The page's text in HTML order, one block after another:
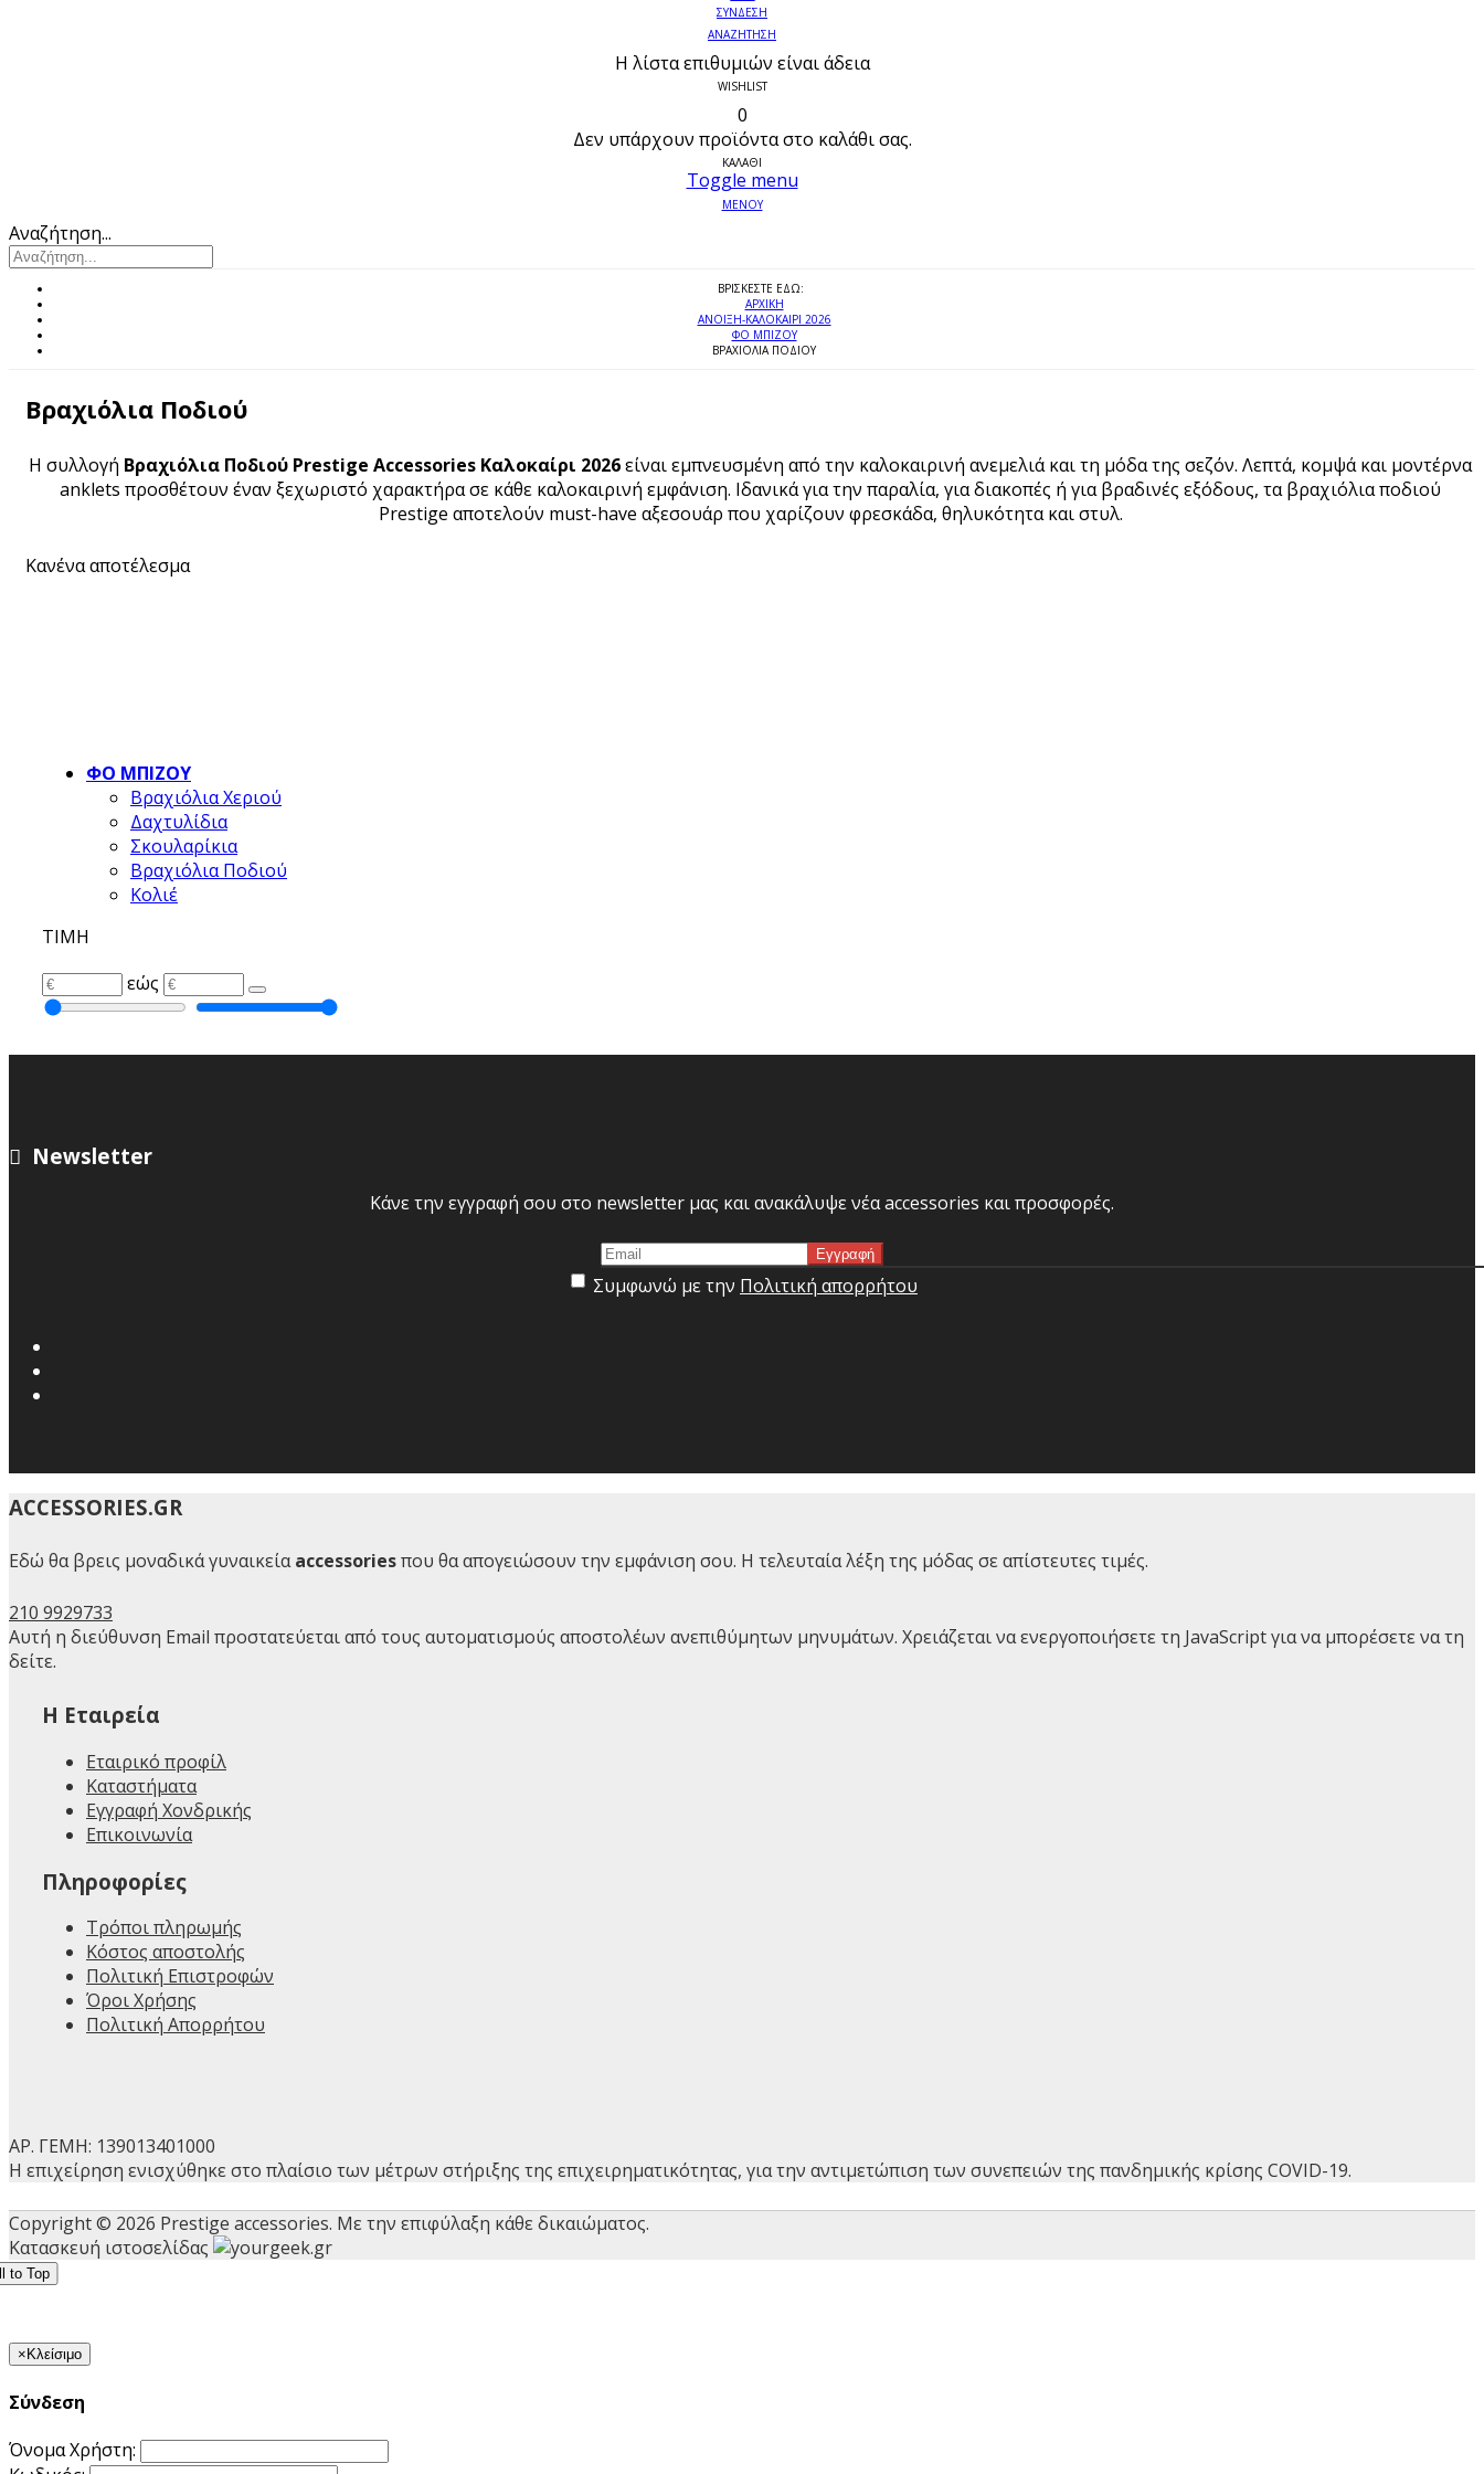
ΣΥΝΔΕΣΗ
ΑΝΑΖΗΤΗΣΗ
Η λίστα επιθυμιών είναι άδεια
WISHLIST
0
Δεν υπάρχουν προϊόντα στο καλάθι σας.
ΚΑΛΑΘΙ
Toggle menu
ΜΕΝΟΥ
Αναζήτηση...
ΒΡΊΣΚΕΣΤΕ ΕΔΏ:
ΑΡΧΙΚΉ
ΑΝΟΙΞΗ-ΚΑΛΟΚΑΙΡΙ 2026
ΦΟ ΜΠΙΖΟΥ
ΒΡΑΧΙΌΛΙΑ ΠΟΔΙΟΎ
Βραχιόλια Ποδιού
Η συλλογή Βραχιόλια Ποδιού Prestige Accessories Καλοκαίρι 2026είναι εμπνευσμένη από την καλοκαιρινή ανεμελιά και τη μόδα της σεζόν. Λεπτά, κομψά και μοντέρνα
anklets προσθέτουν έναν ξεχωριστό χαρακτήρα σε κάθε καλοκαιρινή εμφάνιση. Ιδανικά για την παραλία, για διακοπές ή για βραδινές εξόδους, τα βραχιόλια ποδιού
Prestige αποτελούν must-have αξεσουάρ που χαρίζουν φρεσκάδα, θηλυκότητα και στυλ.
Κανένα αποτέλεσμα
ΦΟ ΜΠΙΖΟΥ
Βραχιόλια Χεριού
Δαχτυλίδια
Σκουλαρίκια
Βραχιόλια Ποδιού
Κολιέ
ΤΙΜΗ
εώς
Newsletter
Κάνε την εγγραφή σου στο newsletter μας και ανακάλυψε νέα accessories και προσφορές.
Συμφωνώ με την Πολιτική απορρήτου
ACCESSORIES.GR
Εδώ θα βρεις μοναδικά γυναικείαaccessoriesπου θα απογειώσουν την εμφάνιση σου. Η τελευταία λέξη της μόδας σε απίστευτες τιμές.
210 9929733
Αυτή η διεύθυνση Email προστατεύεται από τους αυτοματισμούς αποστολέων ανεπιθύμητων μηνυμάτων. Χρειάζεται να ενεργοποιήσετε τη JavaScript για να μπορέσετε να τη
δείτε.
H Εταιρεία
Εταιρικό προφίλ
Καταστήματα
Εγγραφή Χονδρικής
Επικοινωνία
Πληροφορίες
Τρόποι πληρωμής
Κόστος αποστολής
Πολιτική Επιστροφών
Όροι Χρήσης
Πολιτική Απορρήτου
ΑΡ. ΓΕΜΗ: 139013401000
Η επιχείρηση ενισχύθηκε στο πλαίσιο των μέτρων στήριξης της επιχειρηματικότητας, για την αντιμετώπιση των συνεπειών της πανδημικής κρίσης COVID-19.
Copyright © 2026 Prestige accessories. Με την επιφύλαξη κάθε δικαιώματος.
Κατασκευή ιστοσελίδας
to Top
× Κλείσιμο
Σύνδεση
Όνομα Χρήστη: